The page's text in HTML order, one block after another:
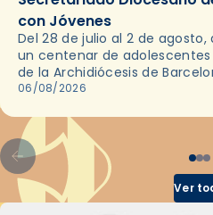
con Jóvenes
Del 28 de julio al 2 de agosto,
un centenar de
de la Archidiócesis de
en las convivencias Be
06/08/2026
Ver